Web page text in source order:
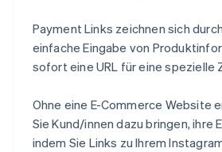
Payment Links zeichnen sich
einfache Eingabe von
sofort eine URL für eine spezielle
Ohne eine E-Commerce Website
Sie Kund/innen dazu bringen, ihre
indem Sie Links zu Ihrem